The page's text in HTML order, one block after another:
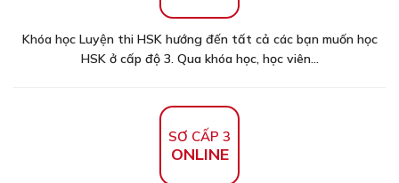
Khóa học Luyện thi HSK hướng đến tất cả các bạn muốn học
HSK ở cấp độ 3. Qua khóa học, học viên...
SƠ CẤP 3
ONLINE